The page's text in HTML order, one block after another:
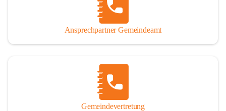
Ansprechpartner Gemeindeamt
Gemeindevertretung